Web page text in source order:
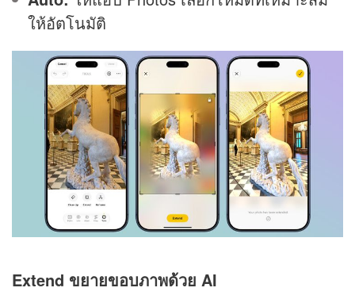
ให้อัตโนมัติ
Extend ขยายขอบภาพด้วย AI